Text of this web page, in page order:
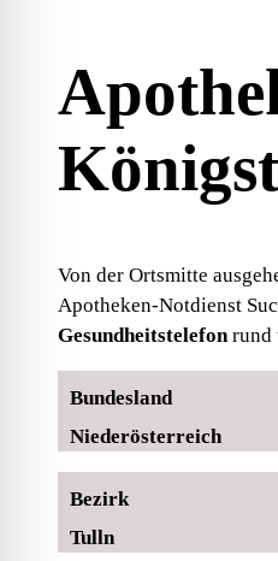
Von der Ortsmitte
Apotheken-Notdienst
Gesundheitstelefonrund
Bundesland
Niederösterreich
Bezirk
Tulln